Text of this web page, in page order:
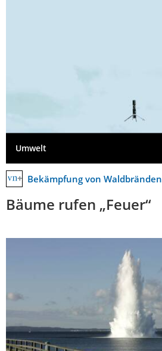
Umwelt
Bekämpfung von Waldbränden
Bäume rufen „Feuer“